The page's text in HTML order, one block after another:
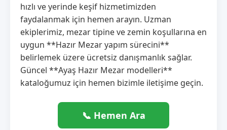
hızlı ve yerinde keşif hizmetimizden
faydalanmak için hemen arayın. Uzman
ekiplerimiz, mezar tipine ve zemin koşullarına en
uygun **Hazır Mezar yapım sürecini**
belirlemek üzere ücretsiz danışmanlık sağlar.
Güncel **Ayaş Hazır Mezar modelleri**
kataloğumuz için hemen bizimle iletişime geçin.
📞 Hemen Ara